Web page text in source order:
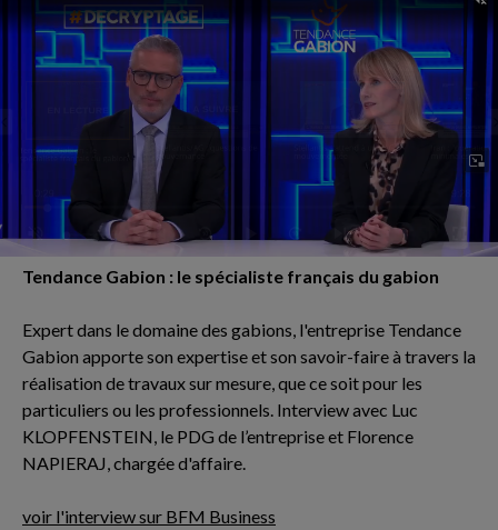
Tendance Gabion : le spécialiste français du gabion
Expert dans le domaine des gabions, l'entreprise Tendance
Gabion apporte son expertise et son savoir-faire à travers la
réalisation de travaux sur mesure, que ce soit pour les
particuliers ou les professionnels. Interview avec Luc
KLOPFENSTEIN, le PDG de l’entreprise et Florence
NAPIERAJ, chargée d'affaire.
voir l'interview sur BFM Business